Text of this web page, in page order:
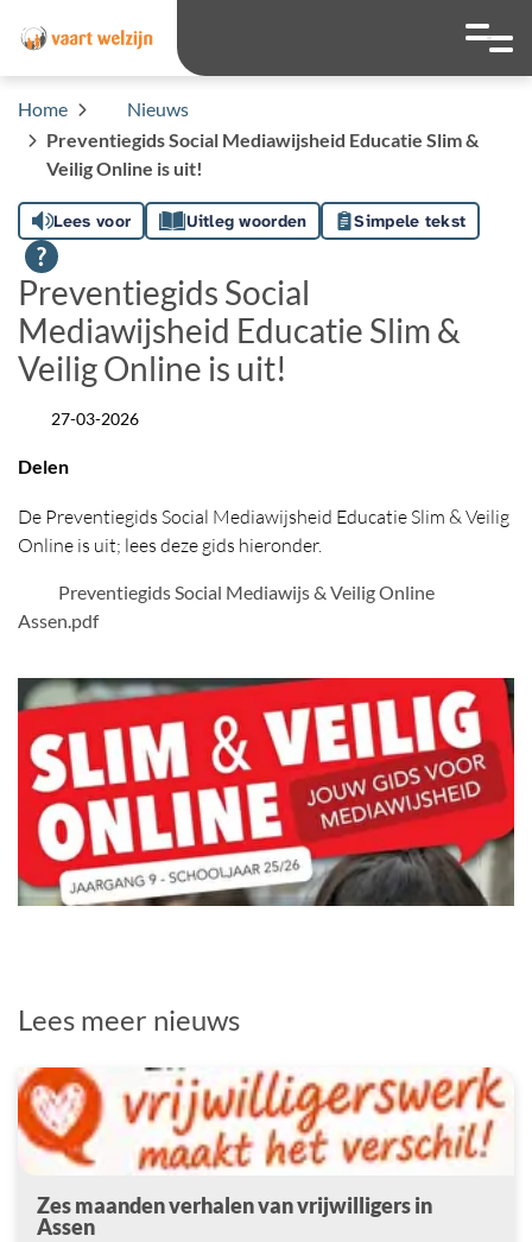
Hoog contrast
Ga naar
Home
Nieuws
Preventiegids Social Mediawijsheid Educatie Slim &
Veilig Online is uit!
Lees voor Uitleg woorden Simpele tekst
Preventiegids Social
Mediawijsheid Educatie Slim &
Veilig Online is uit!
Datum
27-03-2026
Delen
De Preventiegids Social Mediawijsheid Educatie Slim & Veilig
Online is uit; lees deze gids hieronder.
PDF Bestand
Preventiegids Social Mediawijs & Veilig Online
Assen.pdf
Lees meer nieuws
Zes maanden verhalen van vrijwilligers in
Assen